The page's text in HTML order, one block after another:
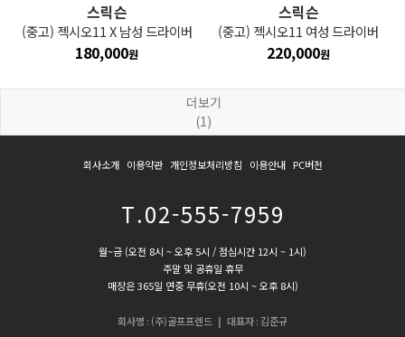
스릭슨
(중고) 젝시오11 X 남성 드라이버
180,000원
스릭슨
(중고) 젝시오11 여성 드라이버
220,000원
더보기
(1)
회사소개 이용약관 개인정보처리방침 이용안내 PC버전
T.02-555-7959
월~금 (오전 8시 ~ 오후 5시 / 점심시간 12시 ~ 1시)
주말 및 공휴일 휴무
매장은 365일 연중 무휴(오전 10시 ~ 오후 8시)
회사명 : (주)골프프렌드 | 대표자: 김준규